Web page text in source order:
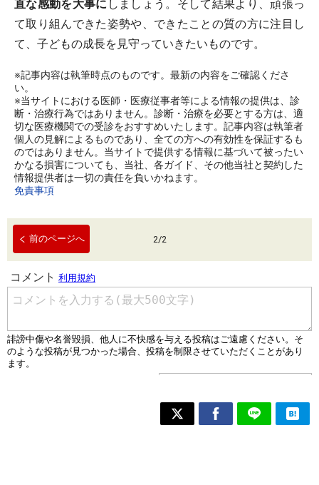
直な感動を大事に しましょう。そして結果より、頑張っ
て取り組んできた姿勢や、できたことの質の方に注目し
て、子どもの成長を見守っていきたいものです。
※記事内容は執筆時点のものです。最新の内容をご確認くださ
い。
※当サイトにおける医師・医療従事者等による情報の提供は、診
断・治療行為ではありません。診断・治療を必要とする方は、適
切な医療機関での受診をおすすめいたします。記事内容は執筆者
個人の見解によるものであり、全ての方への有効性を保証するも
のではありません。当サイトで提供する情報に基づいて被ったい
かなる損害についても、当社、各ガイド、その他当社と契約した
情報提供者は一切の責任を負いかねます。
免責事項
前のページへ 2/2